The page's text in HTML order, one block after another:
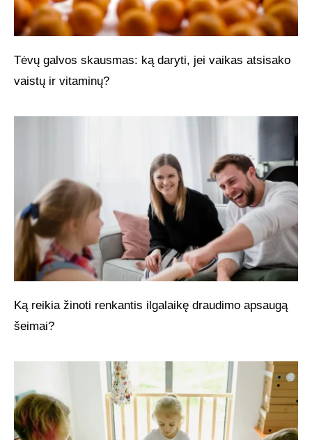
Tėvų galvos skausmas: ką daryti, jei vaikas atsisako
vaistų ir vitaminų?
Ką reikia žinoti renkantis ilgalaikę draudimo apsaugą
šeimai?